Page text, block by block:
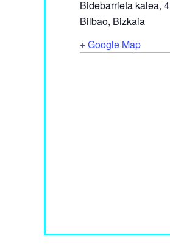
Bidebarrieta kalea, 4
Bilbao, Bizkaia
+ Google Map